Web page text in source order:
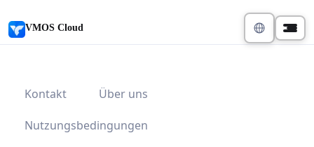
VMOS Cloud
Kontakt Über uns
Nutzungsbedingungen